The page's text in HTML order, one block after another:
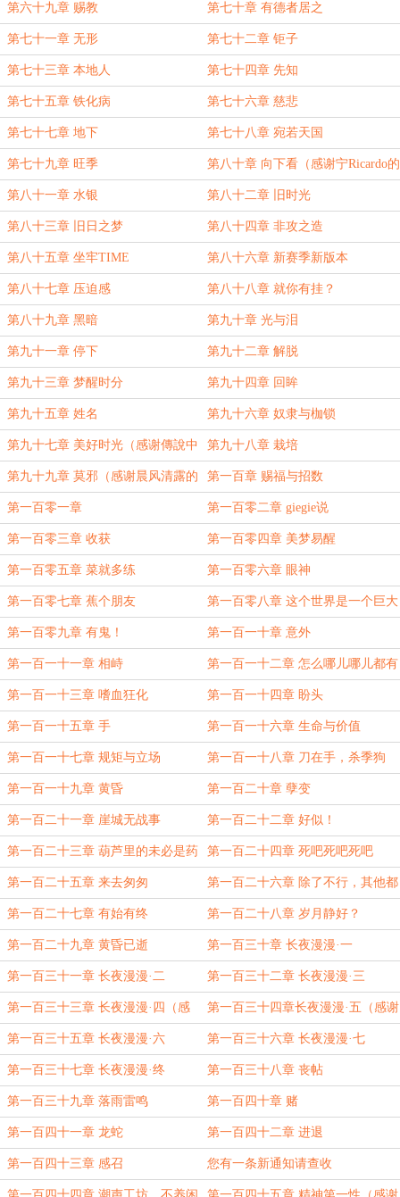
第六十九章 赐教 第七十章 有德者居之
第七十一章 无形 第七十二章 钜子
第七十三章 本地人 第七十四章 先知
第七十五章 铁化病 第七十六章 慈悲
第七十七章 地下 第七十八章 宛若天国
第七十九章 旺季 第八十章 向下看（感谢宁Ricardo的
盟主）
第八十一章 水银 第八十二章 旧时光
第八十三章 旧日之梦 第八十四章 非攻之造
第八十五章 坐牢TIME 第八十六章 新赛季新版本
第八十七章 压迫感 第八十八章 就你有挂？
第八十九章 黑暗 第九十章 光与泪
第九十一章 停下 第九十二章 解脱
第九十三章 梦醒时分 第九十四章 回眸
第九十五章 姓名 第九十六章 奴隶与枷锁
第九十七章 美好时光（感谢傳說中
嘚橘喵的盟主
第九十八章 栽培
第九十九章 莫邪（感谢晨风清露的
盟主
第一百章 赐福与招数
第一百零一章 第一百零二章 giegie说
第一百零三章 收获 第一百零四章 美梦易醒
第一百零五章 菜就多练 第一百零六章 眼神
第一百零七章 蕉个朋友 第一百零八章 这个世界是一个巨大
的外包
第一百零九章 有鬼！ 第一百一十章 意外
第一百一十一章 相峙 第一百一十二章 怎么哪儿哪儿都有
你？
第一百一十三章 嗜血狂化 第一百一十四章 盼头
第一百一十五章 手 第一百一十六章 生命与价值
第一百一十七章 规矩与立场 第一百一十八章 刀在手，杀季狗
第一百一十九章 黄昏 第一百二十章 孽变
第一百二十一章 崖城无战事 第一百二十二章 好似！
第一百二十三章 葫芦里的未必是药 第一百二十四章 死吧死吧死吧
第一百二十五章 来去匆匆 第一百二十六章 除了不行，其他都
行（感谢疯子颜非的盟主
第一百二十七章 有始有终 第一百二十八章 岁月静好？
第一百二十九章 黄昏已逝 第一百三十章 长夜漫漫·一
第一百三十一章 长夜漫漫·二 第一百三十二章 长夜漫漫·三
第一百三十三章 长夜漫漫·四（感
谢百目者的盟主
第一百三十四章长夜漫漫·五（感谢
约翰内斯范德伯格的盟主
第一百三十五章 长夜漫漫·六 第一百三十六章 长夜漫漫·七
第一百三十七章 长夜漫漫·终 第一百三十八章 丧帖
第一百三十九章 落雨雷鸣 第一百四十章 赌
第一百四十一章 龙蛇 第一百四十二章 进退
第一百四十三章 感召 您有一条新通知请查收